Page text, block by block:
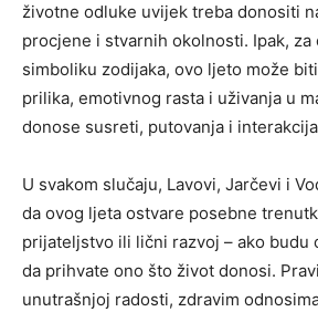
životne odluke uvijek treba donositi
procjene i stvarnih okolnosti. Ipak,
simboliku zodijaka, ovo ljeto može
prilika, emotivnog rasta i uživanja u
donose susreti, putovanja i
U svakom slučaju, Lavovi, Jarčevi i
da ovog ljeta ostvare posebne
prijateljstvo ili lični razvoj – ako budu
da prihvate ono što život donosi.
unutrašnjoj radosti, zdravim